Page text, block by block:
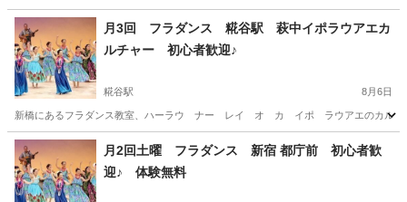
東京 港区 新橋駅 フラダンス 東京 港区 御成門駅
フラダンス 無料
月3回 フラダンス 糀谷駅 萩中イポラウアエカ
ルチャー 初心者歓迎♪
糀谷駅 8月6日
新橋にあるフラダンス教室、ハーラウ ナー レイ オ カ イポ ラウアエのカルチャ
東京 大田区 糀谷駅 フラダンス クラス
月2回土曜 フラダンス 新宿 都庁前 初心者歓
迎♪ 体験無料